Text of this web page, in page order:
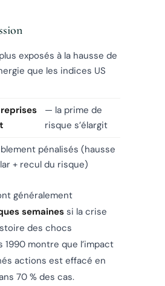
exposés à la hausse de
que les indices US
— la prime de
risque s’élargit
pénalisés (hausse
+ recul du risque)
généralement
semaines si la crise
des chocs
montre que l’impact
actions est effacé en
70 % des cas.